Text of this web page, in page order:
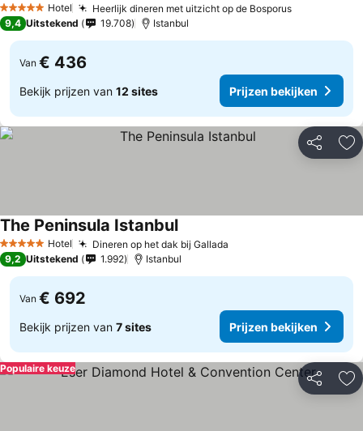
5 Sterren Hotel Heerlijk dineren met uitzicht op de Bosporus
9,4 Uitstekend 19.708 Istanbul
Van € 436
Bekijk prijzen van 12 sites Prijzen bekijken
Delen
5 Sterren Hotel Dineren op het dak bij Gallada
The Peninsula Istanbul
9,2 Uitstekend 1.992 Istanbul
Van € 692
Bekijk prijzen van 7 sites Prijzen bekijken
Delen
Populaire keuze